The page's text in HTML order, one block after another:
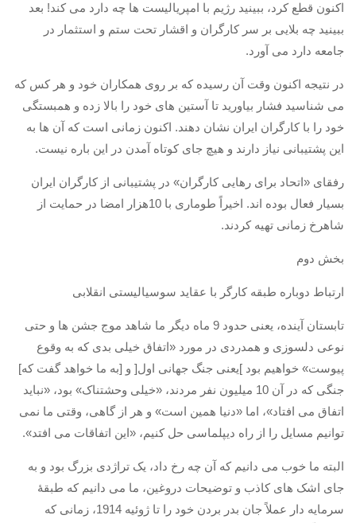
اکنون قطع کرد، ببینید رژیم با امپریالیست ها چه دارد می کند! بعد
ببینید چه بلایی بر سر کارگران و اقشار تحت ستم و استثمار در
جامعه دارد می آورد.
در نتیجه اکنون وقت آن رسیده که بر روی همکاران خود و هر کس که
می شناسید فشار بیاورید تا آستین های خود را بالا زده و همبستگی
خود را با کارگران ایران نشان دهند. اکنون زمانی است که آن ها به
این پشتیبانی نیاز دارند و هیچ جای کوتاه آمدن در این باره نیست.
رفقای «اتحاد برای رهایی کارگران» در پشتیبانی از کارگران ایران
بسیار فعال بوده اند. اخیراً طوماری با 10هزار امضا در حمایت از
شاهرخ زمانی تهیه کردند.
بخش دوم
ارتباط دوباره طبقه کارگر با عقاید سوسیالیستی انقلابی
تابستان آینده، یعنی حدود 9 ماه دیگر ما شاهد موج جشن ها و حتی
نوعی دلسوزی و همدردی در مورد «اتفاق خیلی بدی که به وقوع
پیوست» خواهیم بود ]یعنی جنگ جهانی اول[ و [به ما خواهد گفت که]
جنگی که در آن 10 میلیون نفر مردند، «خیلی وحشتناک» بود، «نباید
اتفاق می افتاد»، اما «دنیا همین است» و هر از گاهی، وقتی ما نمی
توانیم مسایل را از راه دیپلماسی حل کنیم، «این اتفاقات می افتد».
البته ما خوب می دانیم که آن چه رخ داد، یک تراژدی بزرگ بود و به
جای اشک های کاذب و توضیحات دروغین، ما می دانیم که طبقۀ
سرمایه دار عملاً جان بدر بردن خود را تا ژوئیه 1914، زمانی که